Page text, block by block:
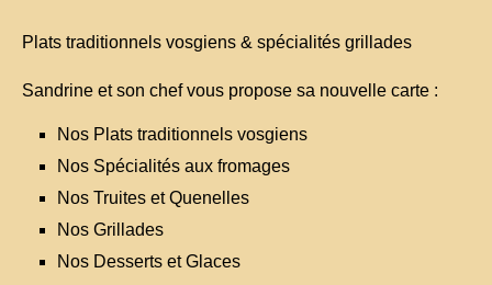
Plats traditionnels vosgiens & spécialités grillades
Sandrine et son chef vous propose sa nouvelle carte :
Nos Plats traditionnels vosgiens
Nos Spécialités aux fromages
Nos Truites et Quenelles
Nos Grillades
Nos Desserts et Glaces